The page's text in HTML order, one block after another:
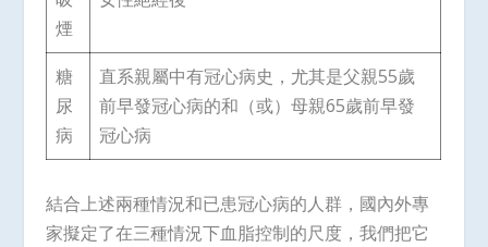
煙
糖
尿
病
直系親屬中有冠心病史，尤其是父親55歲
前早發冠心病的和（或）母親65歲前早發
冠心病
結合上述兩種情況和已患冠心病的人群，國內外專
家擬定了在三種情況下血脂控制的尺度，我們把它